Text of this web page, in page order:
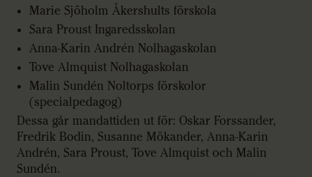
Marie Sjöholm Åkershults förskola
Sara Proust Ingaredsskolan
Anna-Karin Andrén Nolhagaskolan
Tove Almquist Nolhagaskolan
Malin Sundén Noltorps förskolor
(specialpedagog)
Dessa går mandattiden ut för: Oskar Forssander,
Fredrik Bodin, Susanne Mökander, Anna-Karin
Andrén, Sara Proust, Tove Almquist och Malin
Sundén.